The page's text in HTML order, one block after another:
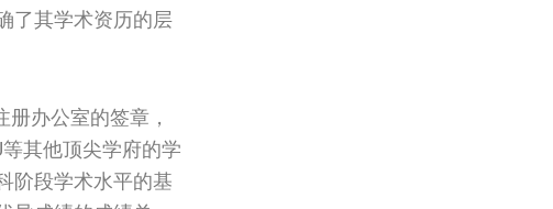
了其学术资历的层
办公室的签章，
其他顶尖学府的学
阶段学术水平的基